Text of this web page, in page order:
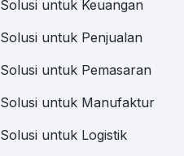
Solusi untuk Keuangan
Solusi untuk Penjualan
Solusi untuk Pemasaran
Solusi untuk Manufaktur
Solusi untuk Logistik